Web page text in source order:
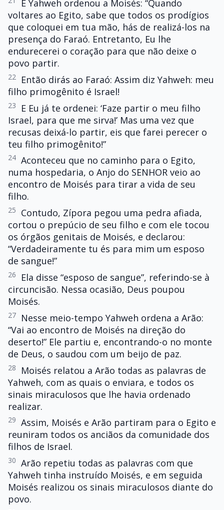
E Yahweh ordenou a Moisés: “Quando
voltares ao Egito, sabe que todos os prodígios
que coloquei em tua mão, hás de realizá-los na
presença do Faraó. Entretanto, Eu lhe
endurecerei o coração para que não deixe o
povo partir.
22
Então dirás ao Faraó: Assim diz Yahweh: meu
filho primogênito é Israel!
23
E Eu já te ordenei: ‘Faze partir o meu filho
Israel, para que me sirva!’ Mas uma vez que
recusas deixá-lo partir, eis que farei perecer o
teu filho primogênito!”
24 Aconteceu que no caminho para o Egito,
numa hospedaria, o Anjo do SENHOR veio ao
encontro de Moisés para tirar a vida de seu
filho.
25
Contudo, Zípora pegou uma pedra afiada,
cortou o prepúcio de seu filho e com ele tocou
os órgãos genitais de Moisés, e declarou:
“Verdadeiramente tu és para mim um esposo
de sangue!”
26
Ela disse “esposo de sangue”, referindo-se à
circuncisão. Nessa ocasião, Deus poupou
Moisés.
27
Nesse meio-tempo Yahweh ordena a Arão:
“Vai ao encontro de Moisés na direção do
deserto!” Ele partiu e, encontrando-o no monte
de Deus, o saudou com um beijo de paz.
28
Moisés relatou a Arão todas as palavras de
Yahweh, com as quais o enviara, e todos os
sinais miraculosos que lhe havia ordenado
realizar.
29 Assim, Moisés e Arão partiram para o Egito e
reuniram todos os anciãos da comunidade dos
filhos de Israel.
30 Arão repetiu todas as palavras com que
Yahweh tinha instruído Moisés, e em seguida
Moisés realizou os sinais miraculosos diante do
povo.